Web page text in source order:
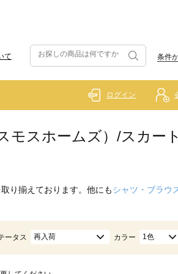
らせ
て 条件
ログイン
モスホームズ）/スカー
り揃えております。他にもシャツ・ブラウ
ータス 再入荷 カラー 1色